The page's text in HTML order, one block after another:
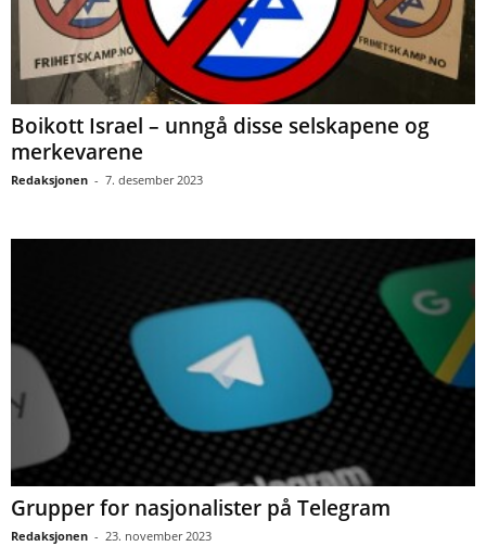
Boikott Israel – unngå disse selskapene og
merkevarene
Redaksjonen - 7. desember 2023
Grupper for nasjonalister på Telegram
Redaksjonen - 23. november 2023